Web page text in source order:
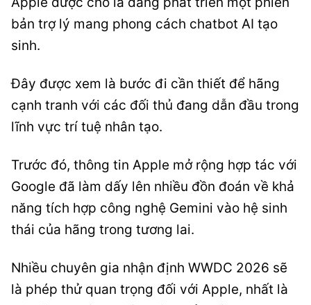
bản trợ lý mang phong cách chatbot AI tạo
sinh.
Đây được xem là bước đi cần thiết để hãng
cạnh tranh với các đối thủ đang dẫn đầu trong
lĩnh vực trí tuệ nhân tạo.
Trước đó, thông tin Apple mở rộng hợp tác với
Google đã làm dấy lên nhiều đồn đoán về khả
năng tích hợp công nghệ Gemini vào hệ sinh
thái của hãng trong tương lai.
Nhiều chuyên gia nhận định WWDC 2026 sẽ
là phép thử quan trọng đối với Apple, nhất là